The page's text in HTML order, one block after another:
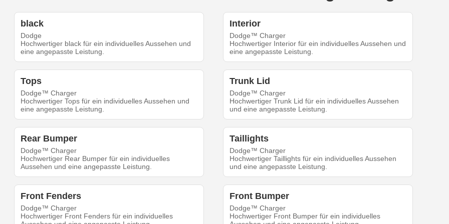
black
Dodge
Hochwertiger black für ein individuelles Aussehen und
eine angepasste Leistung.
Interior
Dodge™ Charger
Hochwertiger Interior für ein individuelles Aussehen und
eine angepasste Leistung.
Tops
Dodge™ Charger
Hochwertiger Tops für ein individuelles Aussehen und
eine angepasste Leistung.
Trunk Lid
Dodge™ Charger
Hochwertiger Trunk Lid für ein individuelles Aussehen
und eine angepasste Leistung.
Rear Bumper
Dodge™ Charger
Hochwertiger Rear Bumper für ein individuelles
Aussehen und eine angepasste Leistung.
Taillights
Dodge™ Charger
Hochwertiger Taillights für ein individuelles Aussehen
und eine angepasste Leistung.
Front Fenders
Dodge™ Charger
Hochwertiger Front Fenders für ein individuelles
Front Bumper
Dodge™ Charger
Hochwertiger Front Bumper für ein individuelles